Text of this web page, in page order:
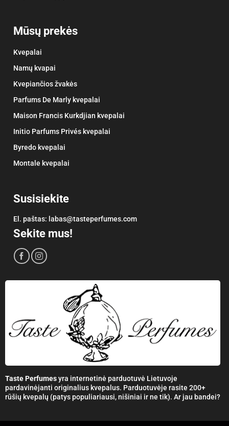
Mūsų prekės
Kvepalai
Namų kvapai
Kvepiančios žvakės
Parfums De Marly kvepalai
Maison Francis Kurkdjian kvepalai
Initio Parfums Privés kvepalai
Byredo kvepalai
Montale kvepalai
Susisiekite
El. paštas: labas@tasteperfumes.com
Sekite mus!
Taste Perfumesyra internetinė parduotuvė Lietuvoje
pardavinėjanti originalius kvepalus. Parduotuvėje rasite 200+
rūšių kvepalų (patys populiariausi, nišiniai ir ne tik). Ar jau bandei?